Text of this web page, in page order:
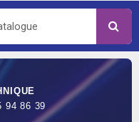
94 86 39